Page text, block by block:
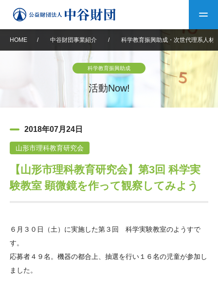
中谷財団について
設立趣意書
沿革 40年史デジタルブック
中谷財団40年史
役員・評議員 公開情報
年報一覧 中谷財団レポート
中谷財団事業紹介
神戸賞 長期大型研究助成
大学院生奨学金
国際学生交流プログラ
科学教育振興助成・
中谷財団動画紹介
その他情報
アクセス
サイトマップ
HOME / 中谷財団事業紹介 / 科学教育振興助成・次世代理系人材
科学教育振興助成
活動Now!
2018年07月24日
山形市理科教育研究会
【山形市理科教育研究会】第3回 科学実
験教室 顕微鏡を作って観察してみよう
６月３０日（土）に実施した第３回 科学実験教室のようすで
す。
応募者４９名。機器の都合上、抽選を行い１６名の児童が参加し
ました。